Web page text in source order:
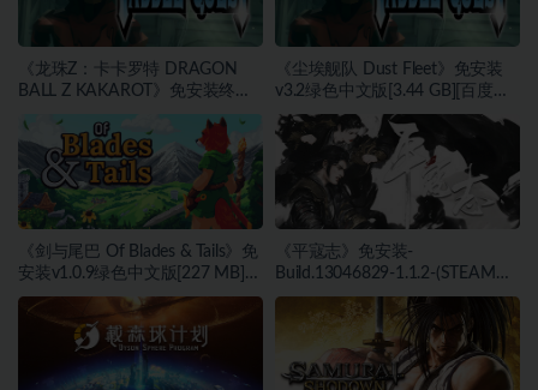
《龙珠Z：卡卡罗特 DRAGON
BALL Z KAKAROT》免安装终极
度网盘]
《尘埃舰队 Dust Fleet》免安装
v3.2绿色中文版[3.44 GB][百度网
盘]
《剑与尾巴 Of Blades & Tails》免
安装v1.0.9绿色中文版[227 MB]
[百度网盘]
《平寇志》免安装-
Build.13046829-1.1.2-(STEAM官
中)-支持手柄绿色中文版[13.06
GB][百度网盘]